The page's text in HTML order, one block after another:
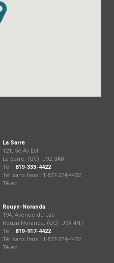
La Sarre
121, 5e Av Est
La Sarre, (QC) J9Z 3A8
Tél : 819-333-4422
Tél sans frais : 1-877-274-4422
Télec :
Rouyn-Noranda
194, Avenue du Lac
Rouyn-Noranda, (QC) J9X 4N7
Tél : 819-917-4422
Tél sans frais : 1-877-274-4422
Télec :